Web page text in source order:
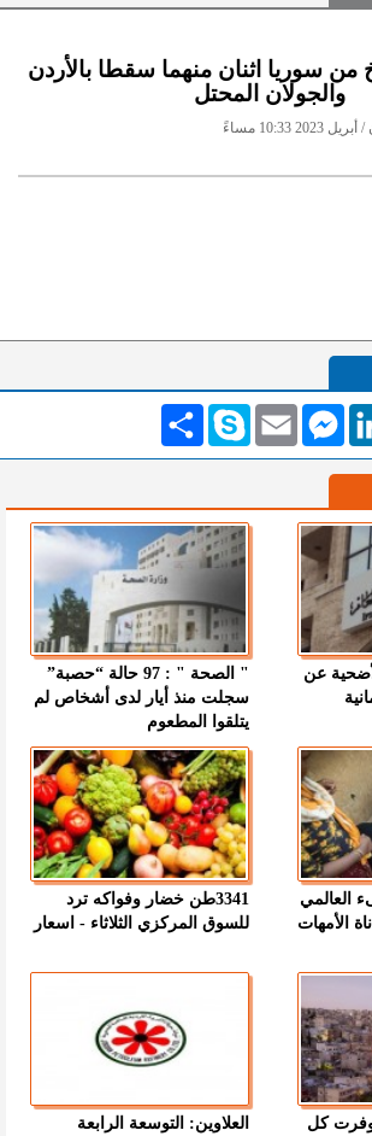
من سوريا اثنان منهما سقطا بالأردن
والجولان المحتل
انشر Skype Email
Messenger
عن
" الصحة " : 97 حالة “حصبة”
سجلت منذ أيار لدى أشخاص لم
يتلقوا المطعوم
العالمي
الأمهات
3341طن خضار وفواكه ترد
للسوق المركزي الثلاثاء - اسعار
وفرت كل
العلاوين: التوسعة الرابعة